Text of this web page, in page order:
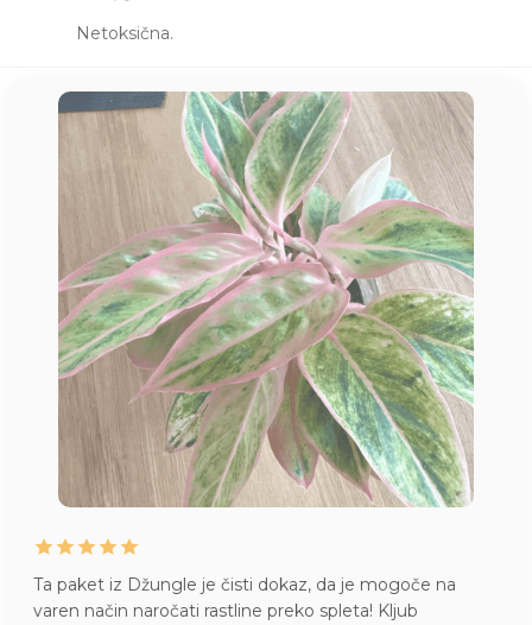
Netoksična.
Ta paket iz Džungle je čisti dokaz, da je mogoče na
varen način naročati rastline preko spleta! Kljub